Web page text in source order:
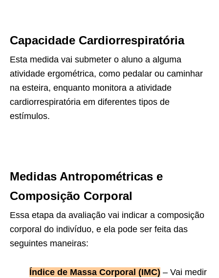
Capacidade Cardiorrespiratória
Esta medida vai submeter o aluno a alguma
atividade ergométrica, como pedalar ou caminhar
na esteira, enquanto monitora a atividade
cardiorrespiratória em diferentes tipos de
estímulos.
Medidas Antropométricas e
Composição Corporal
Essa etapa da avaliação vai indicar a composição
corporal do indivíduo, e ela pode ser feita das
seguintes maneiras:
Índice de Massa Corporal (IMC) – Vai medir